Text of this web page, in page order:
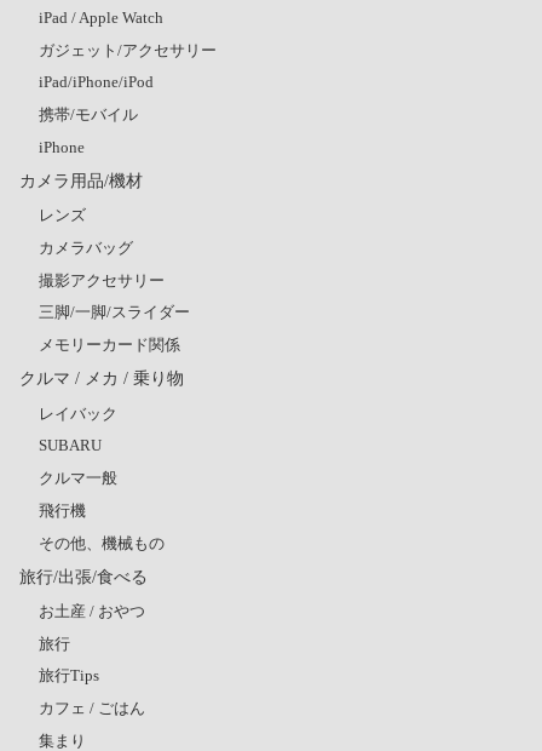
iPad / Apple Watch
ガジェット/アクセサリー
iPad/iPhone/iPod
携帯/モバイル
iPhone
カメラ用品/機材
レンズ
カメラバッグ
撮影アクセサリー
三脚/一脚/スライダー
メモリーカード関係
クルマ / メカ / 乗り物
レイバック
SUBARU
クルマ一般
飛行機
その他、機械もの
旅行/出張/食べる
お土産 / おやつ
旅行
旅行Tips
カフェ / ごはん
集まり